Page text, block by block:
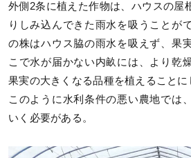
外側2条に植えた作物は、ハウスの屋
りしみ込んできた雨水を吸うことが
の株はハウス脇の雨水を吸えず、果
こで水が届かない内畝には、より乾
果実の大きくなる品種を植えることに
このように水利条件の悪い農地では
いく必要がある。